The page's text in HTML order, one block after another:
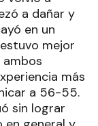
a dañar y
en un
mejor
ambos
más
a 56-55.
sin lograr